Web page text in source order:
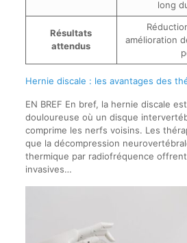
long
Résultats
attendus
amélioration
Hernie discale : les avantages des
EN BREF En bref, la hernie discale
douloureuse où un disque
comprime les nerfs voisins. Les
que la décompression
thermique par radiofréquence
invasives…